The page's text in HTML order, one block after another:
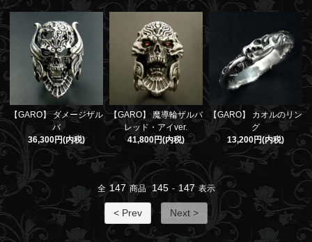
【GARO】 ダメージザル
バ
36,300円(内税)
【GARO】 魔導輪ザルバ
レッド・アイver.
41,800円(内税)
【GARO】 カオルのリン
グ
13,200円(内税)
全 147 商品 145 - 147 表示
< Prev Next >